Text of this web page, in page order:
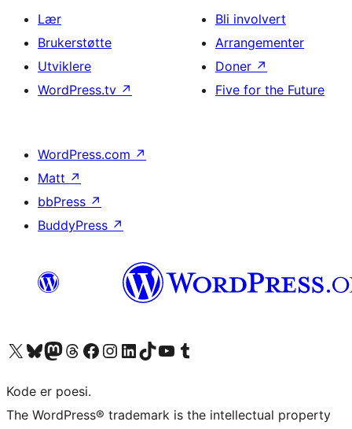
Lær
Brukerstøtte
Utviklere
WordPress.tv ↗
Bli involvert
Arrangementer
Doner ↗
Five for the Future
WordPress.com ↗
Matt ↗
bbPress ↗
BuddyPress ↗
Besøk vår konto på X Visit our Bluesky account
Besøk vår Mastodon-konto
Visit our Threads account
Besøk vår Facebook-sideBesøk vår Instagram-konto
Besøk vår LinkedIn-konto
Visit our TikTok account
Visit our YouTube channel
Visit our Tumblr account
Kode er poesi.
The WordPress® trademark is the intellectual property